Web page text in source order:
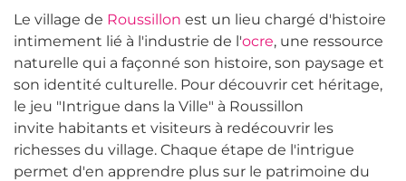
Le village de Roussillon est un lieu chargé d'histoire
intimement lié à l'industrie de l'ocre, une ressource
naturelle qui a façonné son histoire, son paysage et
son identité culturelle. Pour découvrir cet héritage,
le jeu "Intrigue dans la Ville" à Roussillon
invite habitants et visiteurs à redécouvrir les
richesses du village. Chaque étape de l'intrigue
permet d'en apprendre plus sur le patrimoine du